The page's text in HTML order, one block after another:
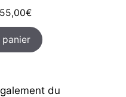
:
€Le
prix
actuel
est :
panier
du